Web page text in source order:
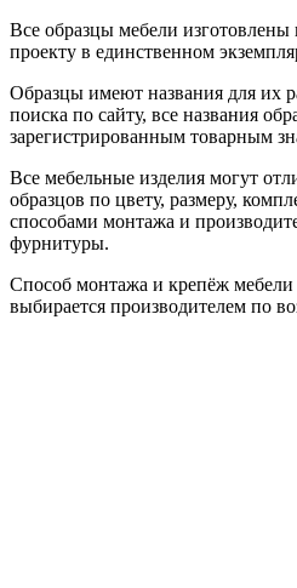
Все образцы мебели
проекту в единственном
Образцы имеют названия для их
поиска по сайту, все названия
зарегистрированным товарным
Все мебельные изделия могут
образцов по цвету, размеру,
способами монтажа и
фурнитуры.
Способ монтажа и крепёж мебели
выбирается производителем по